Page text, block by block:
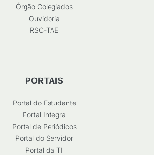
Órgão Colegiados
Ouvidoria
RSC-TAE
PORTAIS
Portal do Estudante
Portal Integra
Portal de Periódicos
Portal do Servidor
Portal da TI